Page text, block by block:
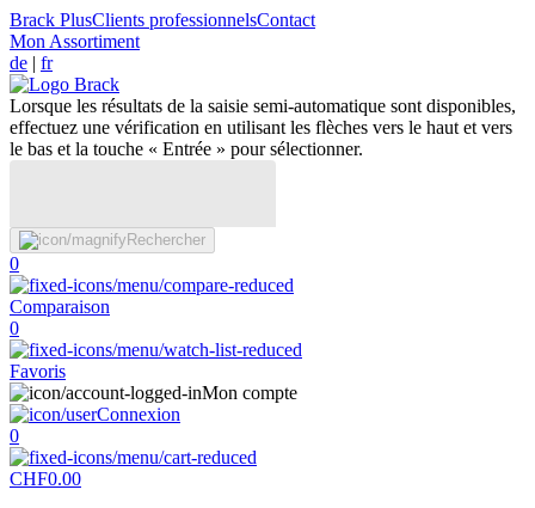
Brack PlusClients professionnelsContact
Mon Assortiment
de | fr
Lorsque les résultats de la saisie semi-automatique sont disponibles,
effectuez une vérification en utilisant les flèches vers le haut et vers
le bas et la touche « Entrée » pour sélectionner.
Rechercher
0
Comparaison
0
Favoris
Mon compte
Connexion
0
CHF0.00